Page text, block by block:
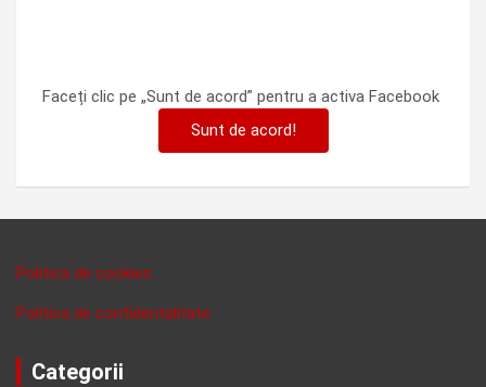
Faceți clic pe „Sunt de acord” pentru a activa Facebook
Sunt de acord!
Politica de cookies
Politica de confidentalitate
Categorii